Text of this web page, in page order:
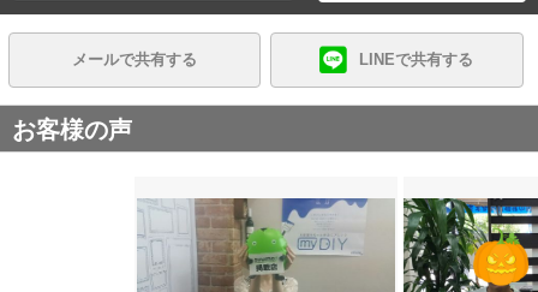
メールで共有する LINEで共有する
お客様の声